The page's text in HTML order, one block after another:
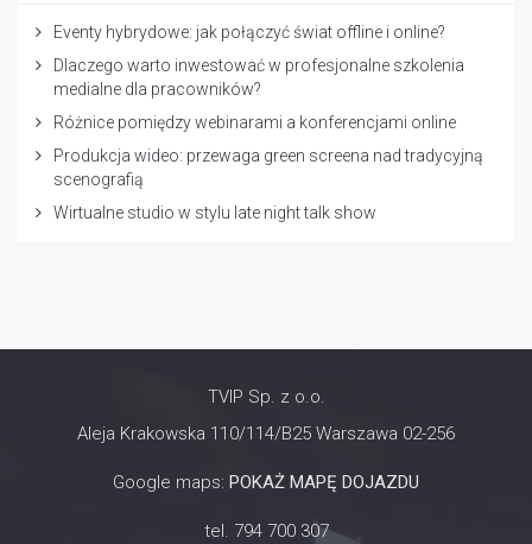
TVIP
bez kategorii-12/19/2024
Eventy hybrydowe: jak połączyć świat offline i online?
Dlaczego warto inwestować w profesjonalne szkolenia
medialne dla pracowników?
Różnice pomiędzy webinarami a konferencjami online
Produkcja wideo: przewaga green screena nad tradycyjną
scenografią
Wirtualne studio w stylu late night talk show
TVIP Sp. z o.o.
Aleja Krakowska 110/114/B25 Warszawa 02-256
Google maps: POKAŻ MAPĘ DOJAZDU
tel. 794 700 307